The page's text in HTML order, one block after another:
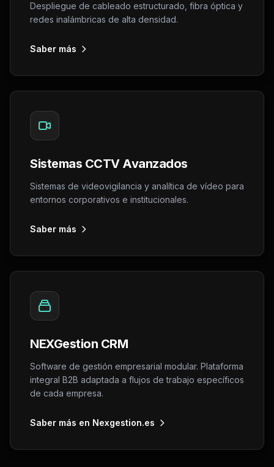
Despliegue de cableado estructurado, fibra óptica y
redes inalámbricas de alta densidad.
Saber más
Sistemas CCTV Avanzados
Sistemas de videovigilancia y analítica de vídeo para
entornos corporativos e institucionales.
Saber más
NEXGestion CRM
Software de gestión empresarial modular. Plataforma
integral B2B adaptada a flujos de trabajo específicos
de cada empresa.
Saber más en Nexgestion.es